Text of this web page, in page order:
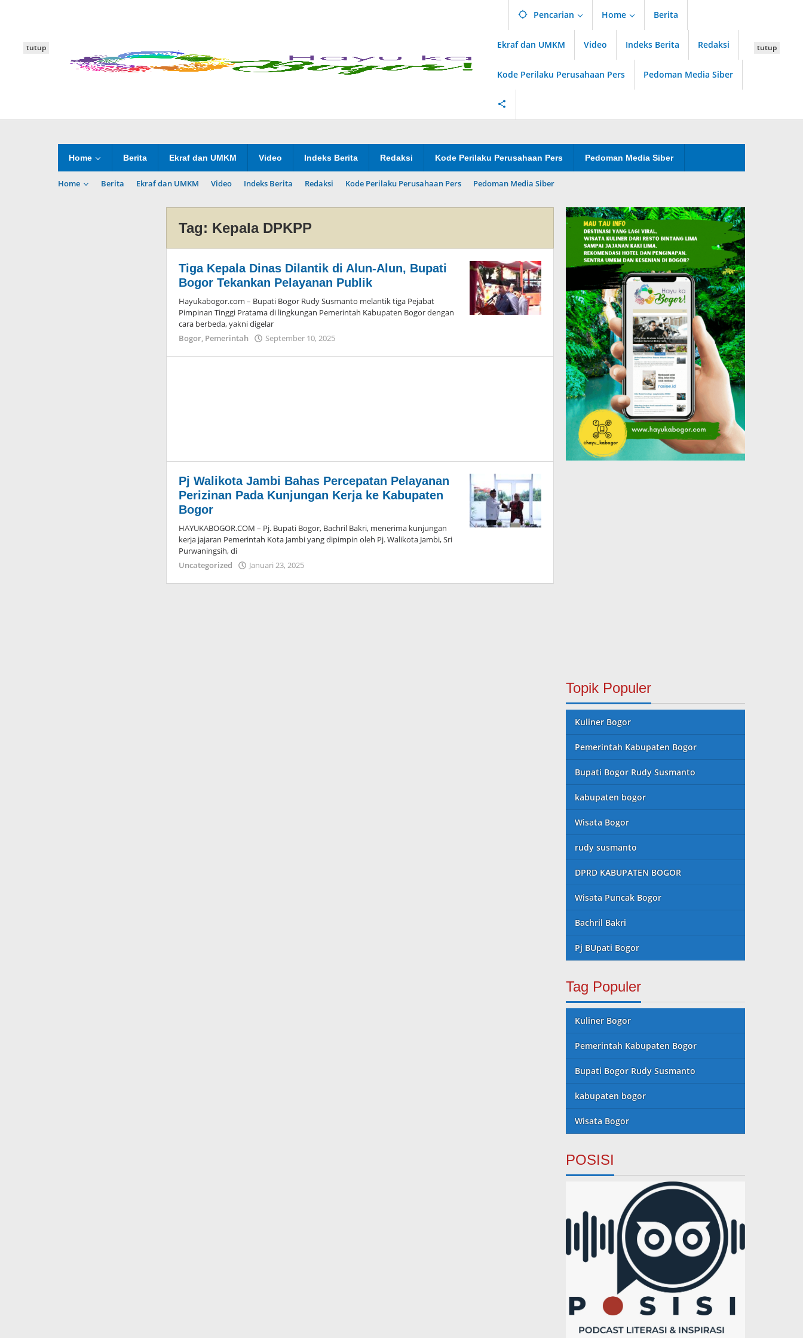
Pencarian Home Berita
Ekraf dan UMKM Video Indeks Berita Redaksi
Kode Perilaku Perusahaan Pers Pedoman Media Siber
Home Berita Ekraf dan UMKM Video Indeks Berita Redaksi Kode Perilaku Perusahaan Pers Pedoman Media Siber
Home Berita Ekraf dan UMKM Video Indeks Berita Redaksi Kode Perilaku Perusahaan Pers Pedoman Media Siber
tutup tutup
Tag: Kepala DPKPP
Tiga Kepala Dinas Dilantik di Alun-Alun, Bupati
Bogor Tekankan Pelayanan Publik
Hayukabogor.com – Bupati Bogor Rudy Susmanto melantik tiga Pejabat
Pimpinan Tinggi Pratama di lingkungan Pemerintah Kabupaten Bogor dengan
cara berbeda, yakni digelar
Bogor, Pemerintah September 10, 2025
Pj Walikota Jambi Bahas Percepatan Pelayanan
Perizinan Pada Kunjungan Kerja ke Kabupaten
Bogor
HAYUKABOGOR.COM – Pj. Bupati Bogor, Bachril Bakri, menerima kunjungan
kerja jajaran Pemerintah Kota Jambi yang dipimpin oleh Pj. Walikota Jambi, Sri
Purwaningsih, di
Uncategorized
Januari 23, 2025
Topik Populer
Kuliner Bogor
Pemerintah Kabupaten Bogor
Bupati Bogor Rudy Susmanto
kabupaten bogor
Wisata Bogor
rudy susmanto
DPRD KABUPATEN BOGOR
Wisata Puncak Bogor
Bachril Bakri
Pj BUpati Bogor
Tag Populer
Kuliner Bogor
Pemerintah Kabupaten Bogor
Bupati Bogor Rudy Susmanto
kabupaten bogor
Wisata Bogor
POSISI